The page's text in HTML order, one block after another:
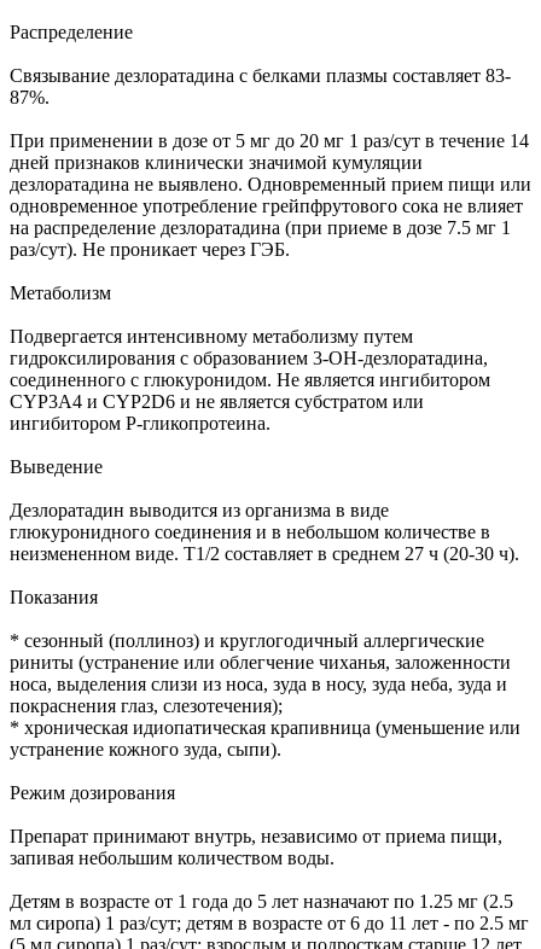
Распределение
Связывание дезлоратадина с белками плазмы составляет 83-
87%.
При применении в дозе от 5 мг до 20 мг 1 раз/сут в течение 14
дней признаков клинически значимой кумуляции
дезлоратадина не выявлено. Одновременный прием пищи или
одновременное употребление грейпфрутового сока не влияет
на распределение дезлоратадина (при приеме в дозе 7.5 мг 1
раз/сут). Не проникает через ГЭБ.
Метаболизм
Подвергается интенсивному метаболизму путем
гидроксилирования с образованием 3-ОН-дезлоратадина,
соединенного с глюкуронидом. Не является ингибитором
CYP3A4 и CYP2D6 и не является субстратом или
ингибитором Р-гликопротеина.
Выведение
Дезлоратадин выводится из организма в виде
глюкуронидного соединения и в небольшом количестве в
неизмененном виде. T1/2 составляет в среднем 27 ч (20-30 ч).
Показания
* сезонный (поллиноз) и круглогодичный аллергические
риниты (устранение или облегчение чиханья, заложенности
носа, выделения слизи из носа, зуда в носу, зуда неба, зуда и
покраснения глаз, слезотечения);
* хроническая идиопатическая крапивница (уменьшение или
устранение кожного зуда, сыпи).
Режим дозирования
Препарат принимают внутрь, независимо от приема пищи,
запивая небольшим количеством воды.
Детям в возрасте от 1 года до 5 лет назначают по 1.25 мг (2.5
мл сиропа) 1 раз/сут; детям в возрасте от 6 до 11 лет - по 2.5 мг
(5 мл сиропа) 1 раз/сут; взрослым и подросткам старше 12 лет